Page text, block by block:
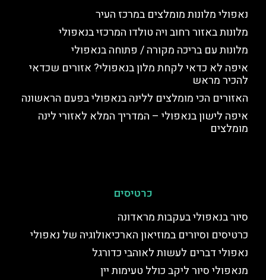
נאפולי מלונות מומלצים במרכז העיר
מלונות באזור רחוב ויה טולדו המרכזי בנאפולי
מלונות עם בריכה מקורה / פתוחה בנאפולי
איפה לא כדאי לקחת מלון בנאפולי? אזורים שכדאי
להכיר מראש
האזורים הכי מומלצים ללינה בנאפולי בפעם הראשונה
איפה לישון בנאפולי – המדריך המלא לאזורי לינה
מומלצים
כרטיסים
סיור בנאפולי בעקבות מראדונה
כרטיסים וסיורים במוזיאון הארכיאולוגיה של נאפולי
נאפולי דברים לעשות לאוהבי כדורגל
מנאפולי סיור ליקב כולל טעימות יין